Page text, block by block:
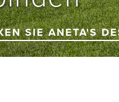
SIE ANETA'S